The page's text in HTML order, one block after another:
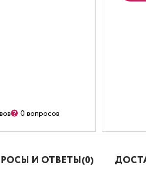
0 вопросов
И ОТВЕТЫ(0)